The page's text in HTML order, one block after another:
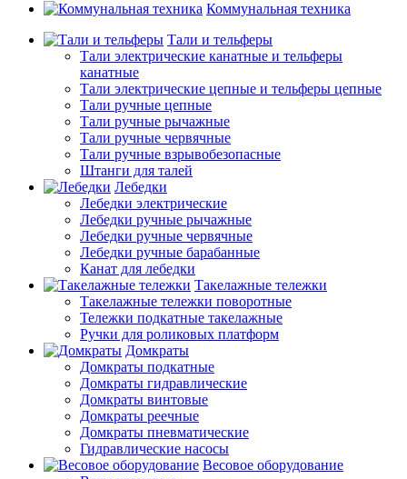
Коммунальная техника
Тали и тельферы
Тали электрические канатные и тельферы
канатные
Тали электрические цепные и тельферы цепные
Тали ручные цепные
Тали ручные рычажные
Тали ручные червячные
Тали ручные взрывобезопасные
Штанги для талей
Лебедки
Лебедки электрические
Лебедки ручные рычажные
Лебедки ручные червячные
Лебедки ручные барабанные
Канат для лебедки
Такелажные тележки
Такелажные тележки поворотные
Тележки подкатные такелажные
Ручки для роликовых платформ
Домкраты
Домкраты подкатные
Домкраты гидравлические
Домкраты винтовые
Домкраты реечные
Домкраты пневматические
Гидравлические насосы
Весовое оборудование